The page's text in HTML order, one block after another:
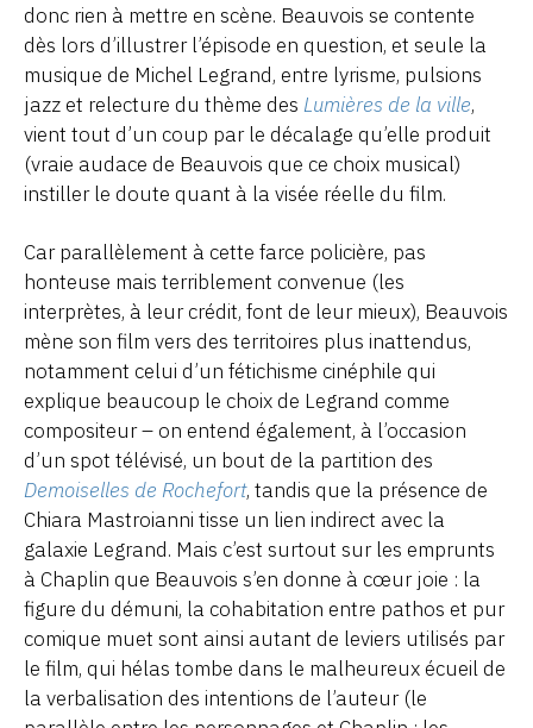
donc rien à mettre en scène. Beauvois se contente
dès lors d’illustrer l’épisode en question, et seule la
musique de Michel Legrand, entre lyrisme, pulsions
jazz et relecture du thème des Lumières de la ville,
vient tout d’un coup par le décalage qu’elle produit
(vraie audace de Beauvois que ce choix musical)
instiller le doute quant à la visée réelle du film.
Car parallèlement à cette farce policière, pas
honteuse mais terriblement convenue (les
interprètes, à leur crédit, font de leur mieux), Beauvois
mène son film vers des territoires plus inattendus,
notamment celui d’un fétichisme cinéphile qui
explique beaucoup le choix de Legrand comme
compositeur – on entend également, à l’occasion
d’un spot télévisé, un bout de la partition des
Demoiselles de Rochefort, tandis que la présence de
Chiara Mastroianni tisse un lien indirect avec la
galaxie Legrand. Mais c’est surtout sur les emprunts
à Chaplin que Beauvois s’en donne à cœur joie : la
figure du démuni, la cohabitation entre pathos et pur
comique muet sont ainsi autant de leviers utilisés par
le film, qui hélas tombe dans le malheureux écueil de
la verbalisation des intentions de l’auteur (le